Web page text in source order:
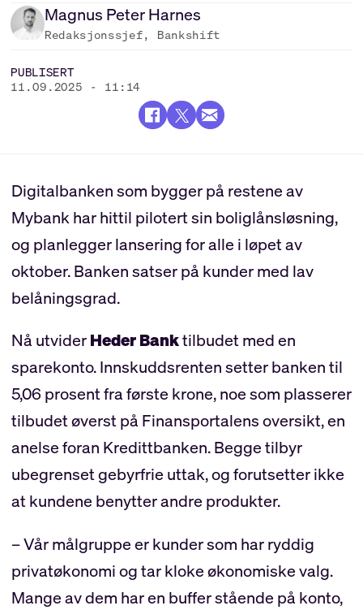
Magnus PeterHarnes
Redaksjonssjef, Bankshift
PUBLISERT
11.09.2025 - 11:14
Digitalbanken som bygger på restene av
Mybank har hittil pilotert sin boliglånsløsning,
og planlegger lansering for alle i løpet av
oktober. Banken satser på kunder med lav
belåningsgrad.
Nå utviderHeder Banktilbudet med en
sparekonto. Innskuddsrenten setter banken til
5,06 prosent fra første krone, noe som plasserer
tilbudet øverst på Finansportalens oversikt, en
anelse foran Kredittbanken. Begge tilbyr
ubegrenset gebyrfrie uttak, og forutsetter ikke
at kundene benytter andre produkter.
– Vår målgruppe er kunder som har ryddig
privatøkonomi og tar kloke økonomiske valg.
Mange av dem har en buffer stående på konto,